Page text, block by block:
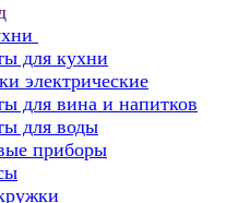
для кухни
электрические
для вина и напитков
для воды
приборы